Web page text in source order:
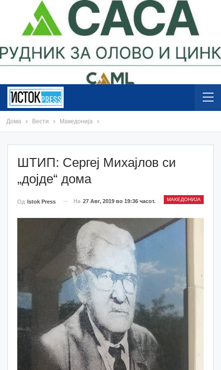
Дома Вести Македонија
ШТИП: Сергеј Михајлов си
„дојде“ дома
МАКЕДОНИЈА
Од Istok Press На 27 Авг, 2019 во 19:36 часот.